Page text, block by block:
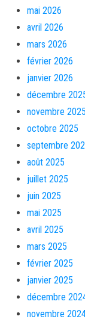
mai 2026
avril 2026
mars 2026
février 2026
janvier 2026
décembre
novembre 2025
octobre 2025
septembre
août 2025
juillet 2025
juin 2025
mai 2025
avril 2025
mars 2025
février 2025
janvier 2025
décembre
novembre